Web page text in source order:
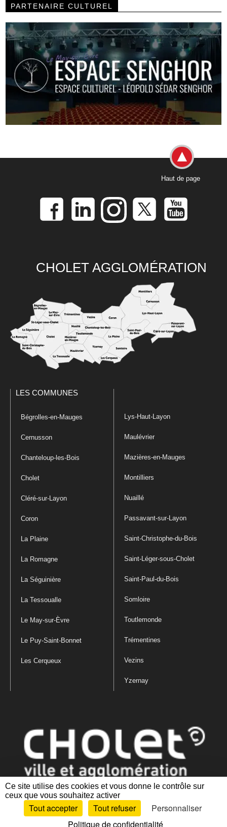
Ce site utilise des cookies et vous donne le contrôle sur
ceux que vous souhaitez activer
Tout accepter Tout refuser
Personnaliser
Politique de confidentialité
PARTENAIRE CULTUREL
Haut de page
CHOLET AGGLOMÉRATION
LES COMMUNES
Bégrolles-en-Mauges
Cernusson
Chanteloup-les-Bois
Cholet
Cléré-sur-Layon
Coron
La Plaine
La Romagne
La Séguinière
La Tessoualle
Le May-sur-Èvre
Le Puy-Saint-Bonnet
Les Cerqueux
Lys-Haut-Layon
Maulévrier
Mazières-en-Mauges
Montilliers
Nuaillé
Passavant-sur-Layon
Saint-Christophe-du-Bois
Saint-Léger-sous-Cholet
Saint-Paul-du-Bois
Somloire
Toutlemonde
Trémentines
Vezins
Yzernay
Mentions légales|Politique de confidentialité
des cookies |Plan du site Accessibilité : partiellement conforme